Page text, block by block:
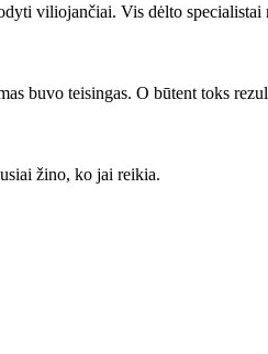
viliojančiai. Vis dėlto specialistai
buvo teisingas. O būtent toks
žino, ko jai reikia.